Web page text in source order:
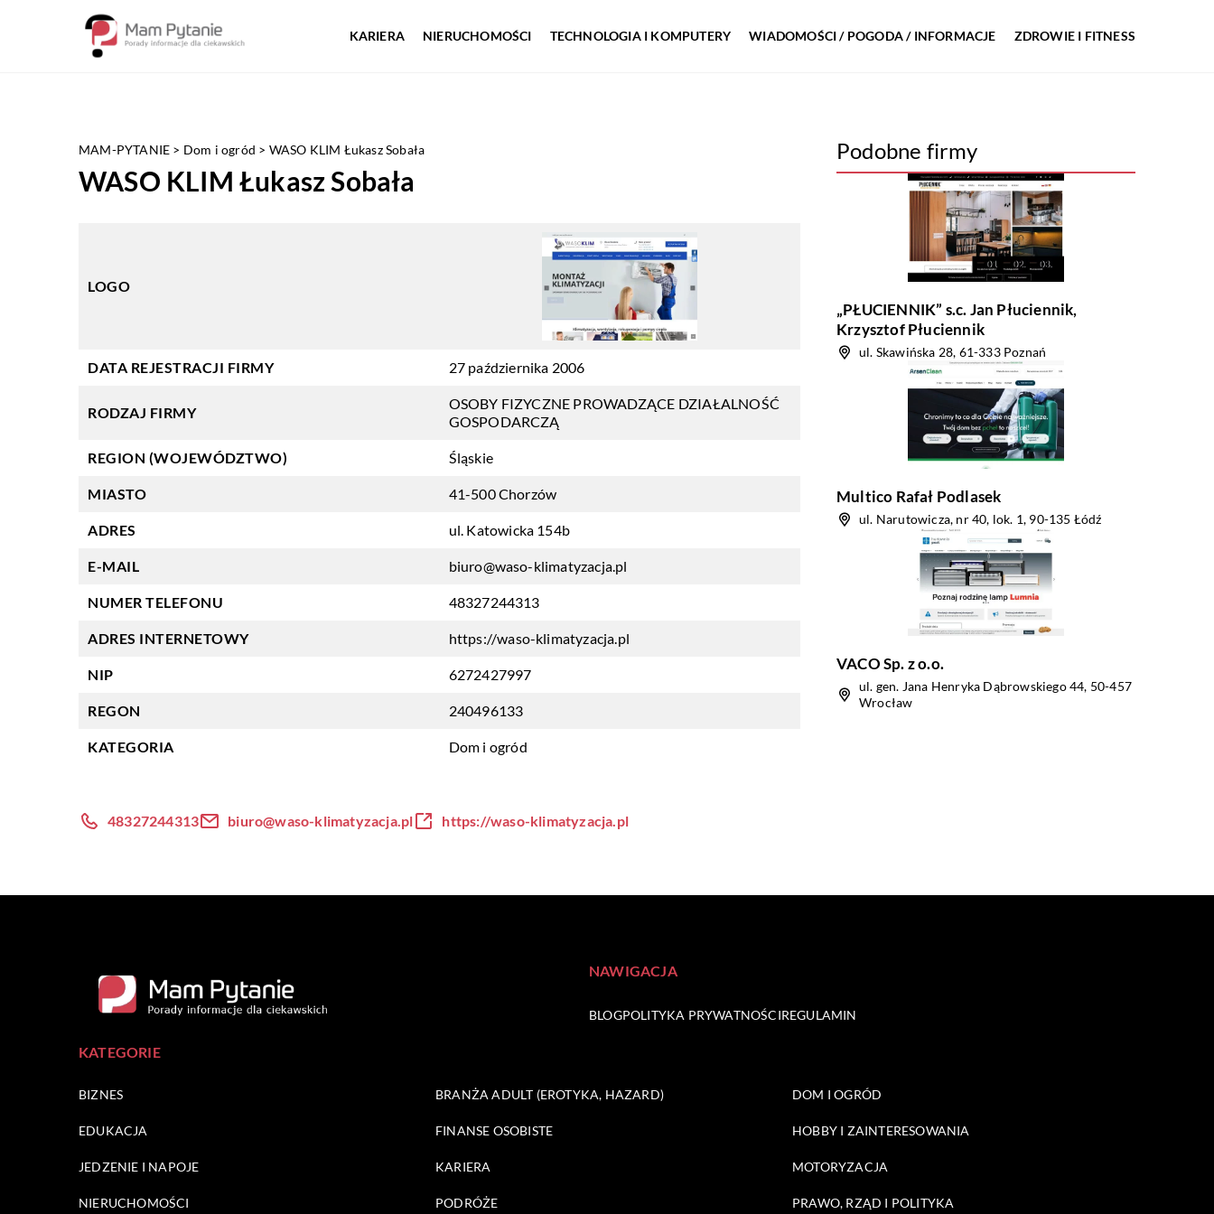
KARIERA NIERUCHOMOŚCI TECHNOLOGIA I KOMPUTERY WIADOMOŚCI / POGODA / INFORMACJE ZDROWIE I FITNESS
MAM-PYTANIE > Dom i ogród > WASO KLIM Łukasz Sobała
WASO KLIM Łukasz Sobała
LOGO
DATA REJESTRACJI FIRMY 27 października 2006
RODZAJ FIRMY
OSOBY FIZYCZNE PROWADZĄCE DZIAŁALNOŚĆ
GOSPODARCZĄ
REGION (WOJEWÓDZTWO) Śląskie
MIASTO 41-500 Chorzów
ADRES ul. Katowicka 154b
E-MAIL biuro@waso-klimatyzacja.pl
NUMER TELEFONU 48327244313
ADRES INTERNETOWY https://waso-klimatyzacja.pl
NIP 6272427997
REGON 240496133
KATEGORIA Dom i ogród
Podobne firmy
„PŁUCIENNIK” s.c. Jan Płuciennik,
Krzysztof Płuciennik
ul. Skawińska 28, 61-333 Poznań
Multico Rafał Podlasek
ul. Narutowicza, nr 40, lok. 1, 90-135 Łódź
VACO Sp. z o.o.
ul. gen. Jana Henryka Dąbrowskiego 44, 50-457
Wrocław
48327244313 biuro@waso-klimatyzacja.pl https://waso-klimatyzacja.pl
NAWIGACJA
BLOGPOLITYKA PRYWATNOŚCIREGULAMIN
KATEGORIE
BIZNES BRANŻA ADULT (EROTYKA, HAZARD) DOM I OGRÓD
EDUKACJA FINANSE OSOBISTE HOBBY I ZAINTERESOWANIA
JEDZENIE I NAPOJE KARIERA MOTORYZACJA
NIERUCHOMOŚCI PODRÓŻE PRAWO, RZĄD I POLITYKA